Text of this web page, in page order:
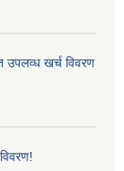
उपलव्ध खर्च विवरण